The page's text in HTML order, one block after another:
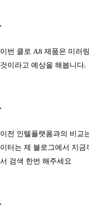
이번 클로 A8 제품은 미러
것이라고 예상을 해봅니다.
이전 인텔플랫폼과의 비교
이터는 제 블로그에서 지금
서 검색 한번 해주세요